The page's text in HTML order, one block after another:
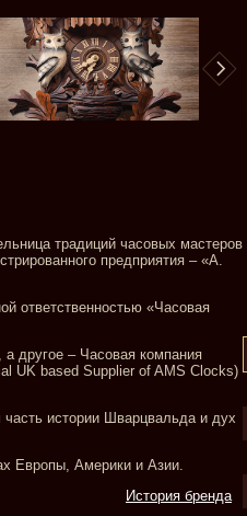
традиций часовых мастеров
предприятия – «A.
ответственностью «Часовая
другое – Часовая компания
UK based Supplier of AMS Clocks)
истории Шварцвальда и дух
Европы, Америки и Азии.
История бренда